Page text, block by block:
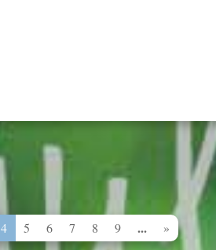
4 5 6 7 8 9 ... »